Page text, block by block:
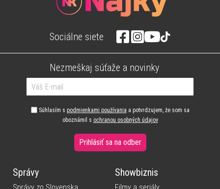
Sociálne siete
Nezmeškaj súťaže a novinky
Súhlasím s podmienkami používania a potvrdzujem, že som sa
oboznámil s ochranou osobných údajov
Prihlásiť sa na odber
Správy Showbiznis